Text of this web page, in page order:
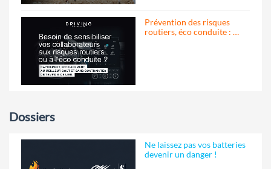
Prévention des risques
routiers, éco conduite : …
Dossiers
Ne laissez pas vos batteries
devenir un danger !